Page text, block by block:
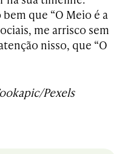
que “O Meio é a
me arrisco sem
nisso, que “O
Pexels